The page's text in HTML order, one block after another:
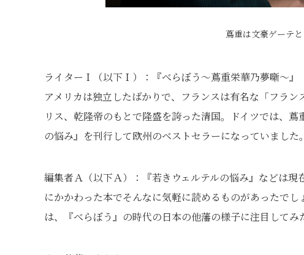
蔦重は文豪ゲーテ
ライターＩ（以下Ｉ）：『べらぼう～蔦重栄華乃夢噺～
アメリカは独立したばかりで、フランスは有名な「フラ
リス、乾隆帝のもとで隆盛を誇った清国。ドイツでは、
の悩み』を刊行して欧州のベストセラーになっていました。
編集者Ａ（以下Ａ）：『若きウェルテルの悩み』などは
にかかわった本でそんなに気軽に読めるものがあったで
は、『べらぼう』の時代の日本の他藩の様子に注目してみ